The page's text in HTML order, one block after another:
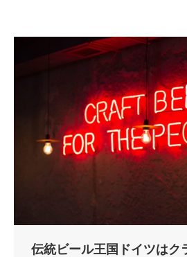
伝統ビール王国ドイツはク